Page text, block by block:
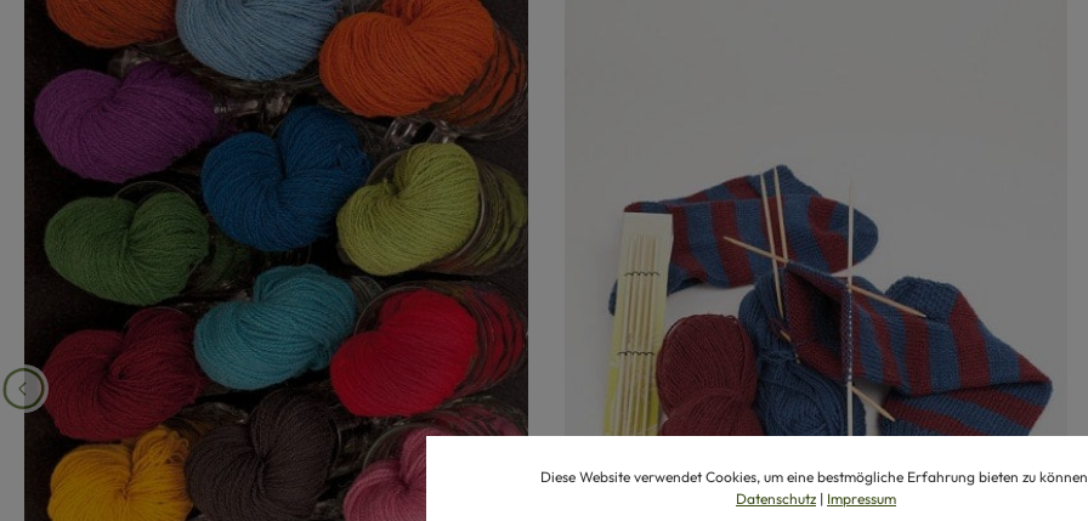
Diese Website verwendet Cookies, um eine bestmögliche Erfahrung bieten zu
Datenschutz | Impressum